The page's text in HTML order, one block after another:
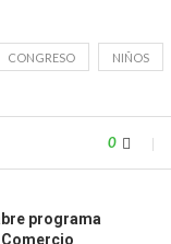
CONGRESO NIÑOS
0
programa